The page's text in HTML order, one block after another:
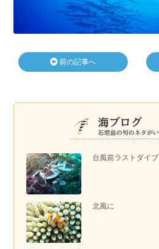
台風前ラストダイブ
北風に
前の記事へ